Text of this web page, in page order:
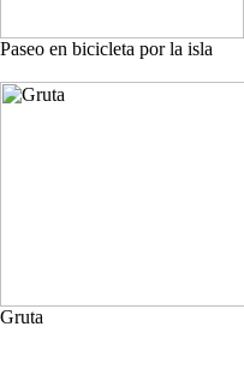
Paseo en bicicleta por la isla
Gruta